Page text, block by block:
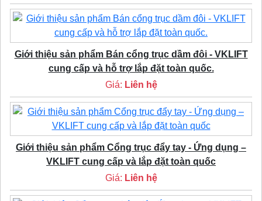
Giới thiệu sản phẩm Bán cổng trục dầm đôi - VKLIFT
cung cấp và hỗ trợ lắp đặt toàn quốc.
Giá: Liên hệ
Giới thiệu sản phẩm Cổng trục đẩy tay - Ứng dụng –
VKLIFT cung cấp và lắp đặt toàn quốc
Giá: Liên hệ